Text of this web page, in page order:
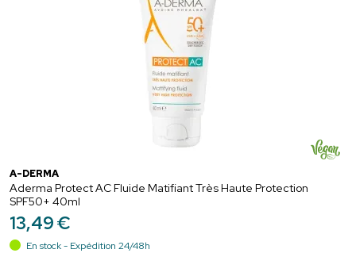
A-DERMA
Aderma Protect AC Fluide Matifiant Très Haute Protection
SPF50+ 40ml
13,49€
En stock - Expédition 24/48h